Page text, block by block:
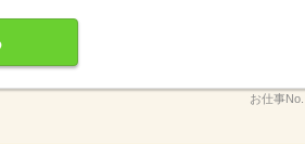
お仕事No.